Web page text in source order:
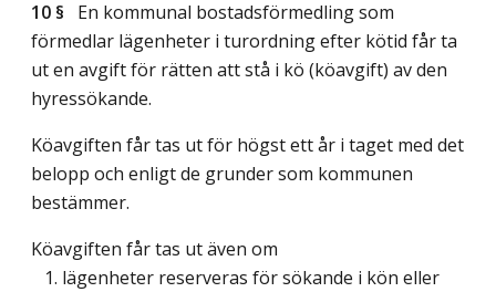
10 § En kommunal bostadsförmedling som
förmedlar lägenheter i turordning efter kötid får ta
ut en avgift för rätten att stå i kö (köavgift) av den
hyressökande.
Köavgiften får tas ut för högst ett år i taget med det
belopp och enligt de grunder som kommunen
bestämmer.
Köavgiften får tas ut även om
1. lägenheter reserveras för sökande i kön eller